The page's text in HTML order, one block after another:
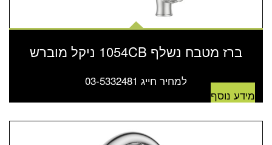
ברז מטבח נשלף 1054CB ניקל מוברש
למחיר חייג 03-5332481
מידע נוסף